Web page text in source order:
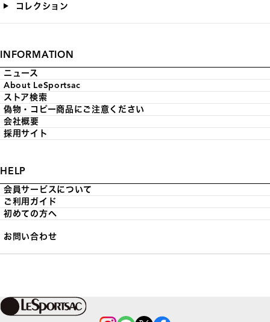
コレクション
INFORMATION
ニュース
About LeSportsac
ストア検索
偽物・コピー商品にご注意ください
会社概要
採用サイト
HELP
会員サービスについて
ご利用ガイド
初めての方へ
お問い合わせ